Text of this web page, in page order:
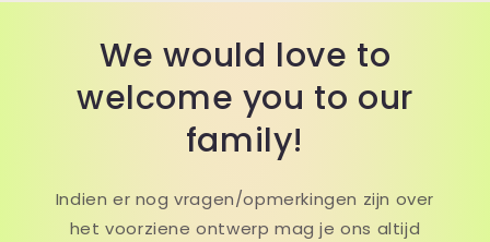
We would love to
welcome you to our
family!
Indien er nog vragen/opmerkingen zijn over
het voorziene ontwerp mag je ons altijd